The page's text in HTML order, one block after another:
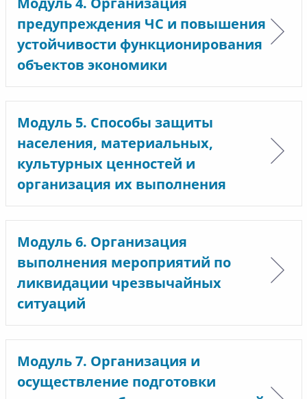
предупреждения ЧС и повышения
устойчивости функционирования
объектов экономики
Модуль 5. Способы защиты
населения, материальных,
культурных ценностей и
организация их выполнения
Модуль 6. Организация
выполнения мероприятий по
ликвидации чрезвычайных
ситуаций
Модуль 7. Организация и
осуществление подготовки